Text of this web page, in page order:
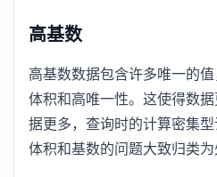
高基数
高基数数据包含许多唯一的
体积和高唯一性。这使得数
据更多，查询时的计算密集
体积和基数的问题大致归类